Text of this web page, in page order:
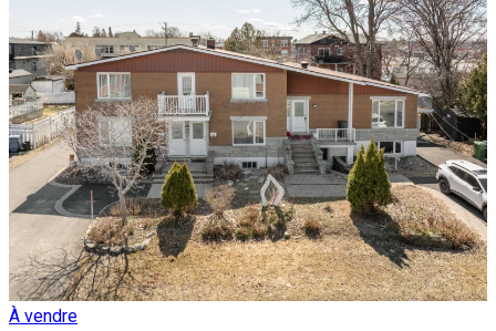
À vendre